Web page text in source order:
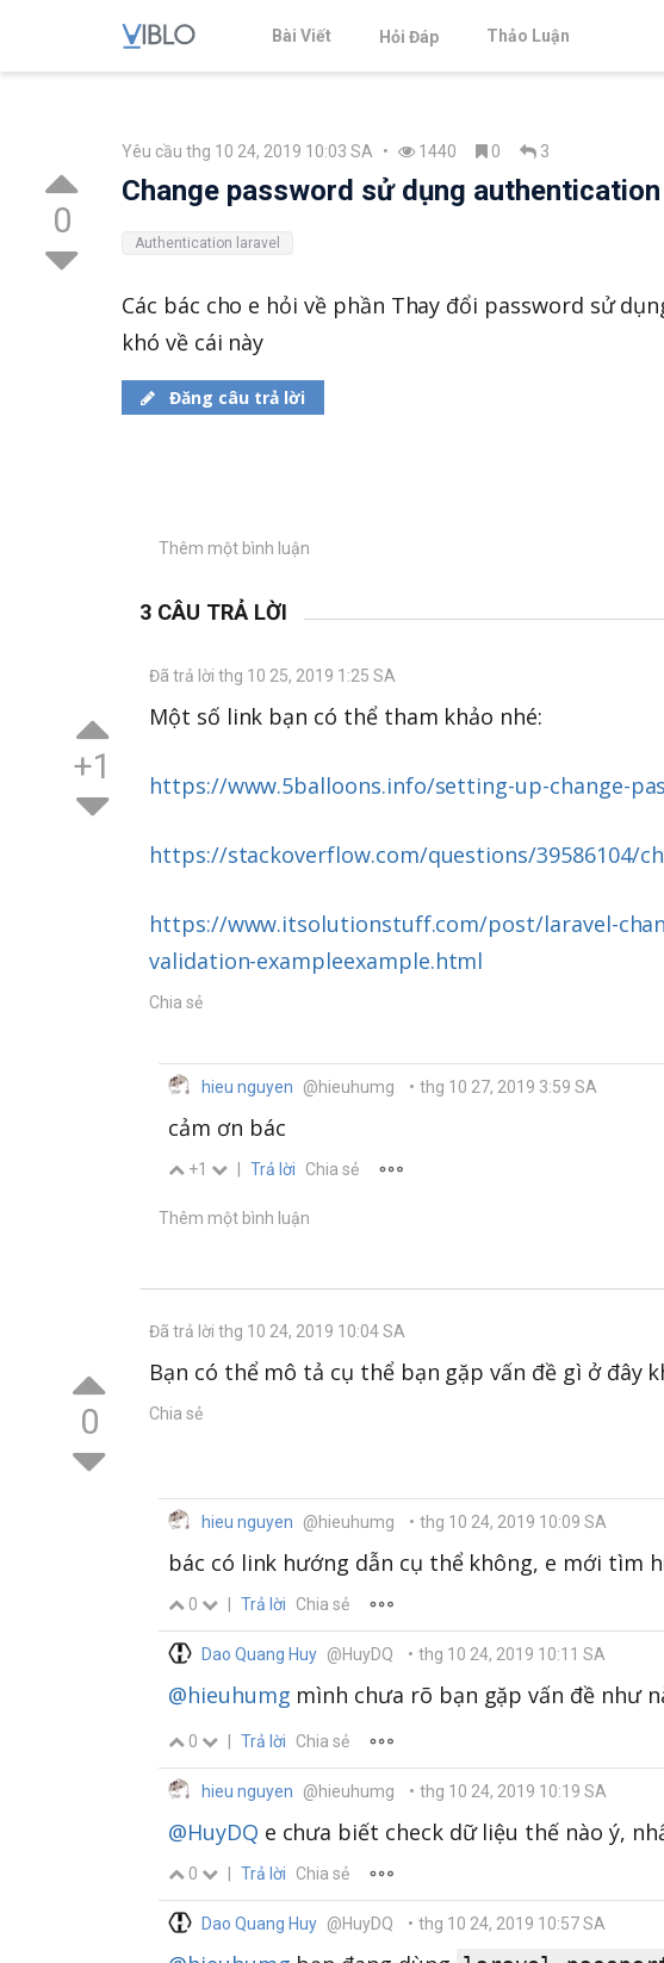
Bài Viết Hỏi Đáp Thảo Luận
Yêu cầu thg 10 24, 2019 10:03 SA • 1440 0 3
0
Change password sử dụng authentication
Authentication laravel
Các bác cho e hỏi về phần Thay đổi password sử
khó về cái này
Đăng câu trả lời
Thêm một bình luận
3 CÂU TRẢ LỜI
Đã trả lời thg 10 25, 2019 1:25 SA
+1
Một số link bạn có thể tham khảo nhé:
https://www.5balloons.info/setting-up-change-
https://stackoverflow.com/questions/39586104/
https://www.itsolutionstuff.com/post/laravel-
validation-exampleexample.html
Chia sẻ
hieu nguyen @hieuhumg • thg 10 27, 2019 3:59 SA
cảm ơn bác
+1 Trả lời Chia sẻ
Thêm một bình luận
Đã trả lời thg 10 24, 2019 10:04 SA
0
Bạn có thể mô tả cụ thể bạn gặp vấn đề gì ở đây
Chia sẻ
hieu nguyen @hieuhumg • thg 10 24, 2019 10:09 SA
bác có link hướng dẫn cụ thể không, e mới tìm
0 Trả lời Chia sẻ
Dao Quang Huy @HuyDQ • thg 10 24, 2019 10:11 SA
@hieuhumg mình chưa rõ bạn gặp vấn đề như
0 | Trả lời Chia sẻ
hieu nguyen @hieuhumg • thg 10 24, 2019 10:19 SA
@HuyDQ e chưa biết check dữ liệu thế nào ý,
0 | Trả lời Chia sẻ
Dao Quang Huy @HuyDQ • thg 10 24, 2019 10:57 SA